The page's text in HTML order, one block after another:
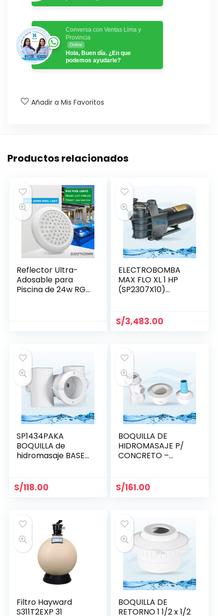
Conversa con Ventas Lima y
Provincia
Online
Hola, Buen día. ¿En que
podemos ayudarle?
Añadir a Mis Favoritos
Productos relacionados
Reflector Ultra-
Adosable para
Piscina de 24w RGB
ELECTROBOMBA
MAX FLO XL 1 HP
(SP2307X10)
S/3,483.00
SP1434PAKA
BOQUILLA de
hidromasaje BASE
S/118.00
BOQUILLA DE
HIDROMASAJE P/
CONCRETO –
S/161.00
Filtro Hayward
S311T2EXP 31
BOQUILLA DE
RETORNO 1 1/2 x 1/2